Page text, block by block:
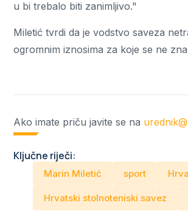
u bi trebalo biti zanimljivo."
Miletić tvrdi da je vodstvo saveza
ogromnim iznosima za koje se ne
Ako imate priču javite se na
Ključne riječi:
Marin Miletić sport
Hrvatski stolnoteniski savez